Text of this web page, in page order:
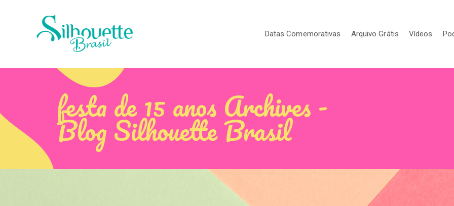
Datas Comemorativas Arquivo Grátis Vídeos
festa de 15 anos Archives -
Blog Silhouette Brasil